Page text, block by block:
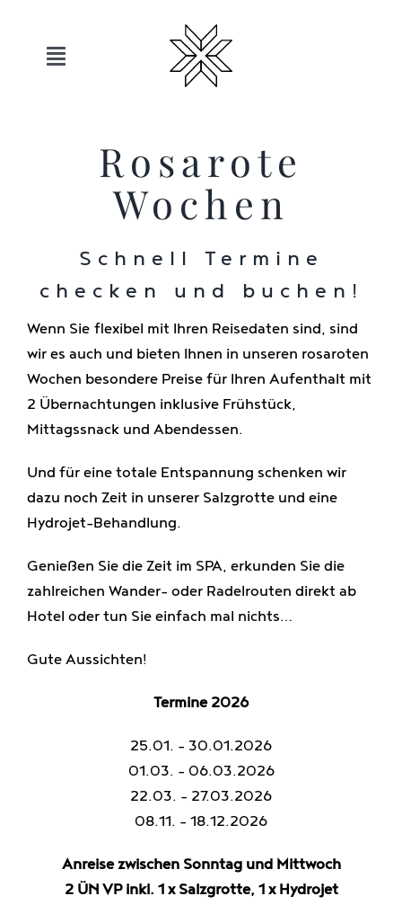
contentToggle
Sauerland
Bewegen
Entspannen
Genießen
Jobs
Rosarote
Wochen
Schnell Termine
checken und buchen!
Wenn Sie flexibel mit Ihren Reisedaten sind, sind
wir es auch und bieten Ihnen in unseren rosaroten
Wochen besondere Preise für Ihren Aufenthalt mit
2 Übernachtungen inklusive Frühstück,
Mittagssnack und Abendessen.
Und für eine totale Entspannung schenken wir
dazu noch Zeit in unserer Salzgrotte und eine
Hydrojet-Behandlung.
Genießen Sie die Zeit im SPA, erkunden Sie die
zahlreichen Wander- oder Radelrouten direkt ab
Hotel oder tun Sie einfach mal nichts…
Gute Aussichten!
Termine 2026
25.01. – 30.01.2026
01.03. – 06.03.2026
22.03. – 27.03.2026
08.11. – 18.12.2026
Anreise zwischen Sonntag und Mittwoch
2 ÜN VP inkl. 1 x Salzgrotte, 1 x Hydrojet